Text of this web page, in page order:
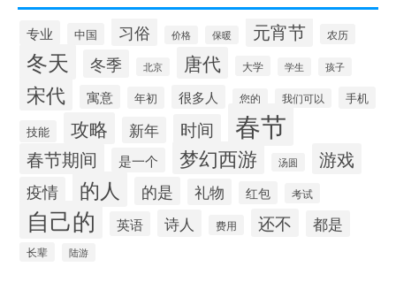
专业 中国 习俗 价格 保暖 元宵节 农历
冬天 冬季 北京 唐代 大学 学生 孩子
宋代 寓意 年初 很多人 您的 我们可以
手机
技能
攻略 新年 时间 春节
春节期间 是一个 梦幻西游 汤圆 游戏
疫情 的人 的是 礼物 红包 考试
自己的 英语 诗人 费用 还不 都是
长辈 陆游